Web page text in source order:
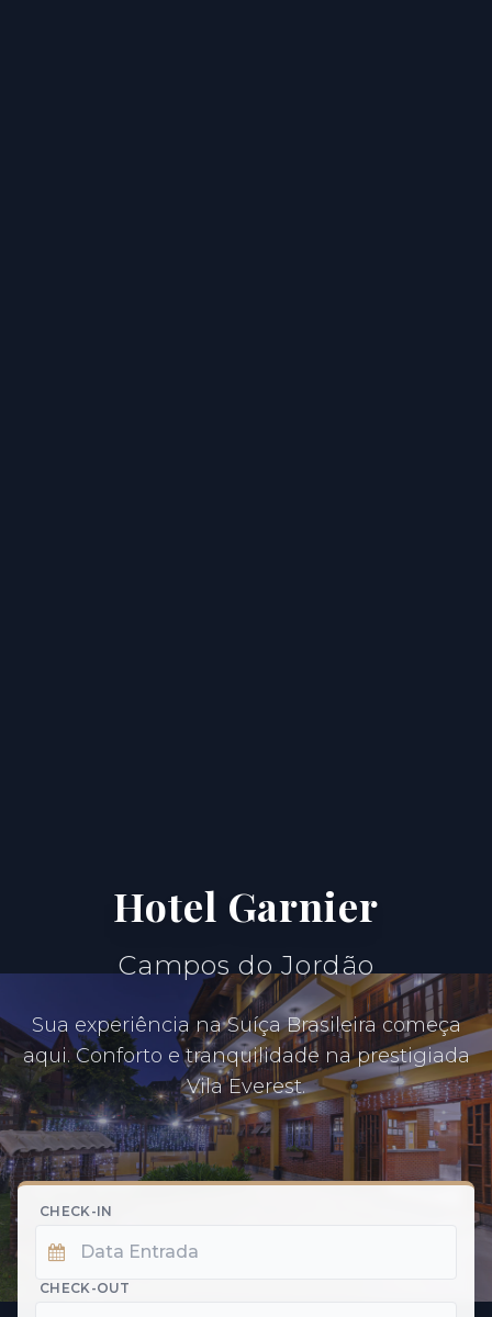
Hotel Garnier
Campos do Jordão
Sua experiência na Suíça Brasileira começa
aqui. Conforto e tranquilidade na prestigiada
Vila Everest.
CHECK-IN
CHECK-OUT